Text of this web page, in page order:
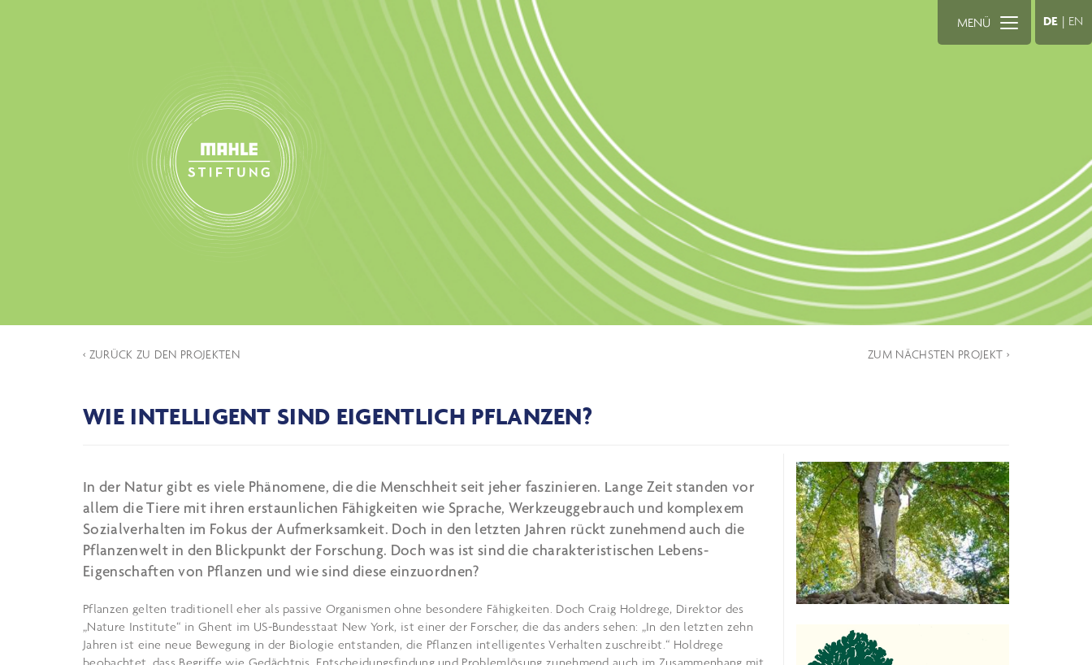
DE | EN
MENÜ
‹ ZURÜCK ZU DEN PROJEKTEN ZUM NÄCHSTEN PROJEKT ›
WIE INTELLIGENT SIND EIGENTLICH PFLANZEN?
In der Natur gibt es viele Phänomene, die die Menschheit seit jeher faszinieren. Lange Zeit standen vor
allem die Tiere mit ihren erstaunlichen Fähigkeiten wie Sprache, Werkzeuggebrauch und komplexem
Sozialverhalten im Fokus der Aufmerksamkeit. Doch in den letzten Jahren rückt zunehmend auch die
Pflanzenwelt in den Blickpunkt der Forschung. Doch was ist sind die charakteristischen Lebens-
Eigenschaften von Pflanzen und wie sind diese einzuordnen?
Pflanzen gelten traditionell eher als passive Organismen ohne besondere Fähigkeiten. Doch Craig Holdrege, Direktor des
„Nature Institute“ in Ghent im US-Bundesstaat New York, ist einer der Forscher, die das anders sehen: „In den letzten zehn
Jahren ist eine neue Bewegung in der Biologie entstanden, die Pflanzen intelligentes Verhalten zuschreibt.“ Holdrege